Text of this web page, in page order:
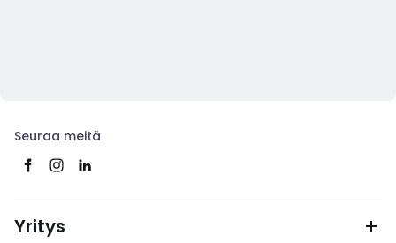
Seuraa meitä
Yritys